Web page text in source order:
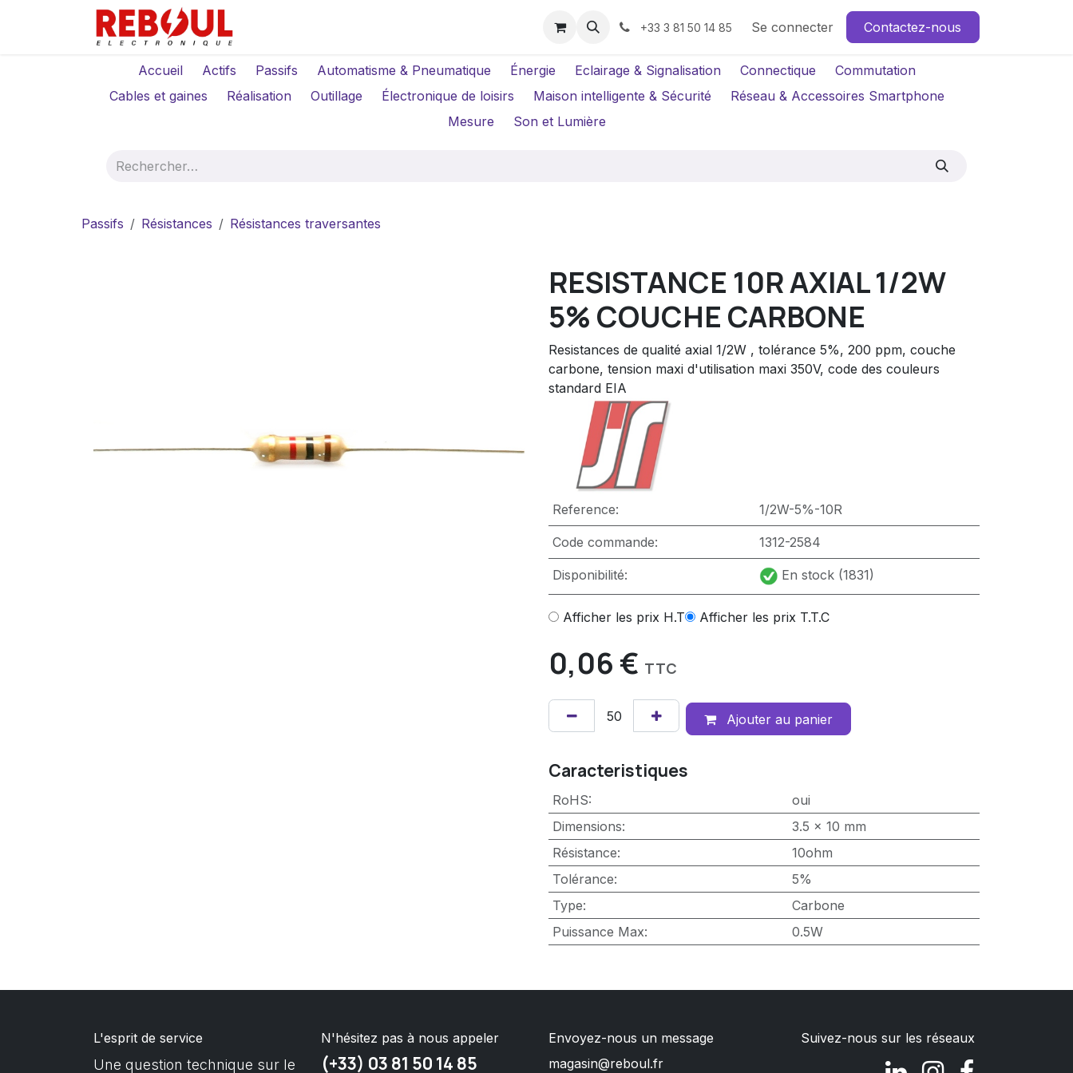
Se rendre au contenu
Location Caméras +33 3 81 50 14 85 Se connecter Contactez-nous
Accueil Actifs Passifs Automatisme & Pneumatique Énergie Eclairage & Signalisation Connectique
Commutation
Cables et gaines
Réalisation Outillage Électronique de loisirs Maison intelligente & Sécurité
Réseau & Accessoires Smartphone
Mesure
Son et Lumière
Passifs Résistances Résistances traversantes
RESISTANCE 10R AXIAL 1/2W
5% COUCHE CARBONE
Resistances de qualité axial 1/2W , tolérance 5%, 200 ppm, couche
carbone, tension maxi d'utilisation maxi 350V, code des couleurs
standard EIA
Reference: 1/2W-5%-10R
Code commande: 1312-2584
Disponibilité: En stock (1831)
Afficher les prix H.T Afficher les prix T.T.C
0,06 € TTC
Ajouter au panier
Caracteristiques
RoHS:
oui
Dimensions:
3.5 x 10 mm
Résistance:
10ohm
Tolérance:
5%
Type:
Carbone
Puissance Max: 0.5W
L'esprit de service
Une question technique sur le
N'hésitez pas à nous appeler
(+33) 03 81 50 14 85
Envoyez-nous un message
magasin@reboul.fr
Suivez-nous sur les réseaux